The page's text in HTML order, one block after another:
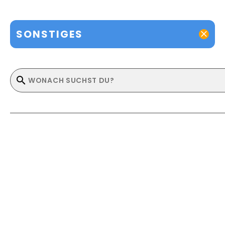
SONSTIGES